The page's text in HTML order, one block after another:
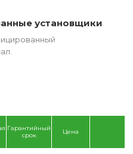
установщики
Гарантийный
срок
Цена